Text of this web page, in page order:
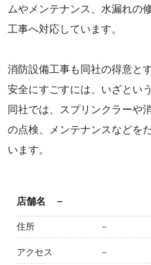
ムやメンテナンス、水漏れの
工事へ対応しています。
消防設備工事も同社の得意と
安全にすごすには、いざとい
同社では、スプリンクラーや
の点検、メンテナンスなどを
います。
店舗名 －
住所 －
アクセス －